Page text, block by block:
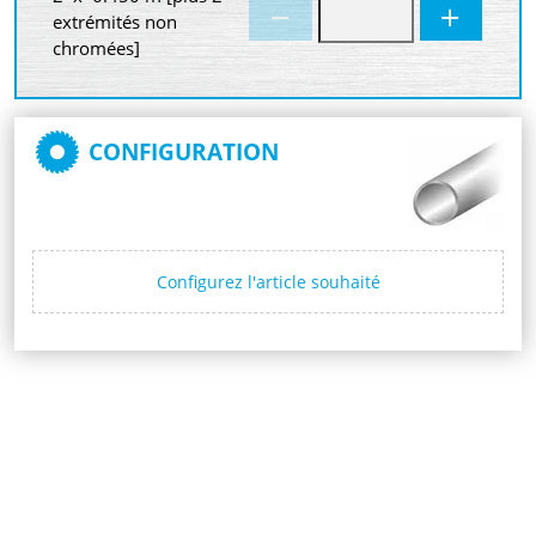
extrémités non
chromées]
CONFIGURATION
Configurez l'article souhaité